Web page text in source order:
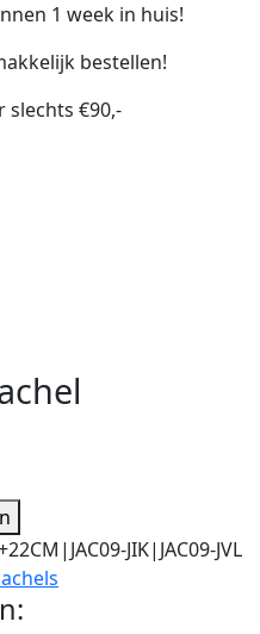
1 week in huis!
bestellen!
slechts €90,-
JIK|JAC09-JVL